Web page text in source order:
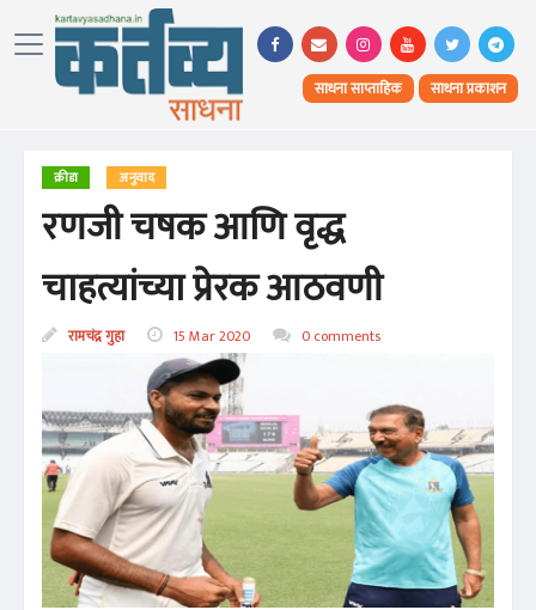
साधना साप्ताहिक साधना प्रकाशन
क्रीडा अनुवाद
रणजी चषक आणि वृद्ध
चाहत्यांच्या प्रेरक आठवणी
रामचंद्र गुहा 15 Mar 2020 0 comments